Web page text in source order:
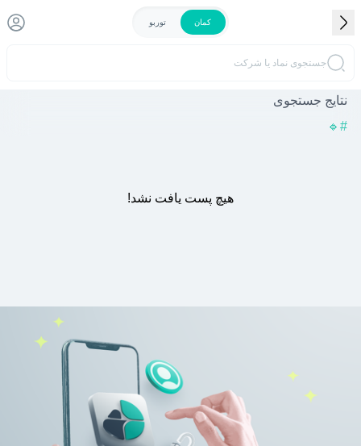
کمان توربو
جستجوی نماد یا شرکت
نتایج جستجوی
#
🔹️
هیچ پست یافت نشد!